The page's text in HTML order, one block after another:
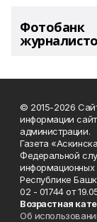
Фотобанк
© 2015-2026
информации
администрации.
Газета
Федеральной
информационных
Республике
02 - 01744 от
Возрастная
Об